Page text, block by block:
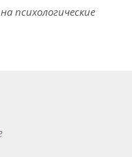
психологические